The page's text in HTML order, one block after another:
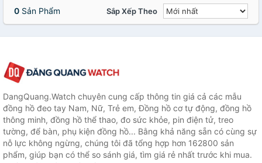
0 Sản Phẩm Sắp Xếp Theo
DangQuang.Watch chuyên cung cấp thông tin giá cả các mẫu
đồng hồ đeo tay Nam, Nữ, Trẻ em, Đồng hồ cơ tự động, đồng hồ
thông minh, đồng hồ thể thao, đo sức khỏe, pin điện tử, treo
tường, để bàn, phụ kiện đồng hồ... Bằng khả năng sẵn có cùng sự
nỗ lực không ngừng, chúng tôi đã tổng hợp hơn 162800 sản
phẩm, giúp bạn có thể so sánh giá, tìm giá rẻ nhất trước khi mua.